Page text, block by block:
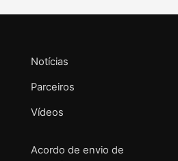
Notícias
Parceiros
Vídeos
Acordo de envio de